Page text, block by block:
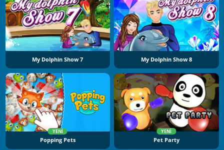
My Dolphin Show 7 My Dolphin Show 8
YENI
Popping Pets
YENI
Pet Party